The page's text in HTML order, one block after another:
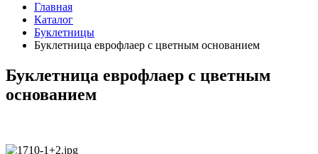
Главная
Каталог
Буклетницы
Буклетница еврофлаер с цветным основанием
Буклетница еврофлаер с цветным
основанием